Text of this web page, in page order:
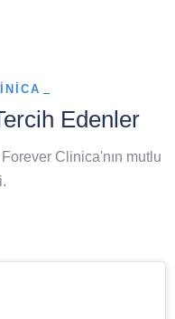
Edenler
Clinica'nın mutlu